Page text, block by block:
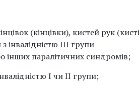
(кінцівки), кистей рук (кисті
інвалідністю III групи
інших паралітичних синдромів;
І чи ІІ групи;